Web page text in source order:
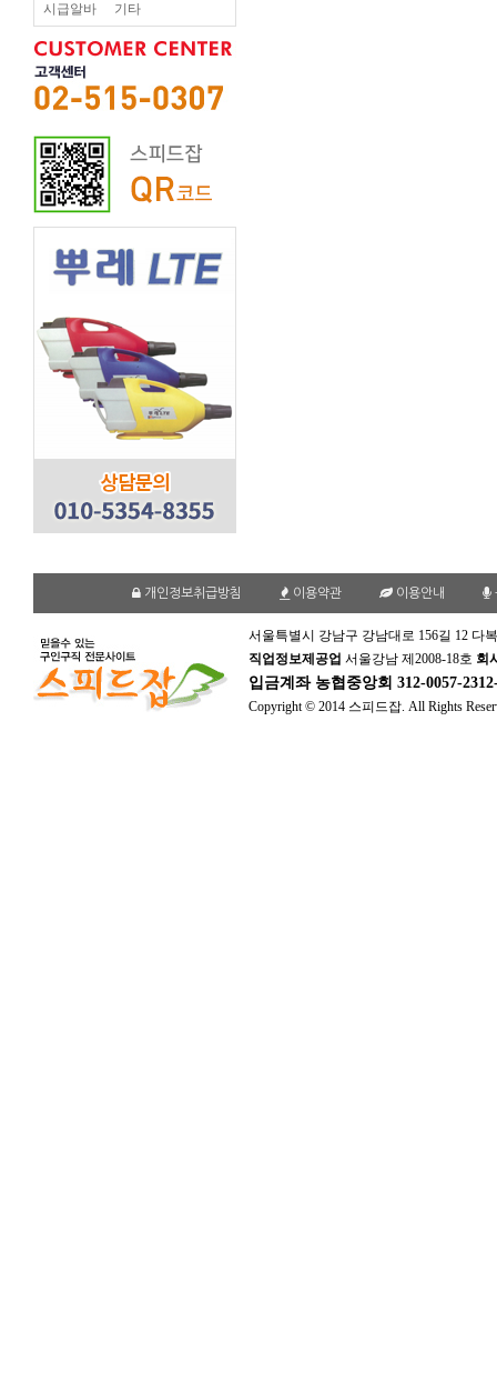
시급알바 기타
개인정보취급방침 이용약관 이용안내
서울특별시 강남구 강남대로 156길 12 다
직업정보제공업 서울강남 제2008-18호 회
입금계좌 농협중앙회 312-0057-
Copyright © 2014 스피드잡. All Rights